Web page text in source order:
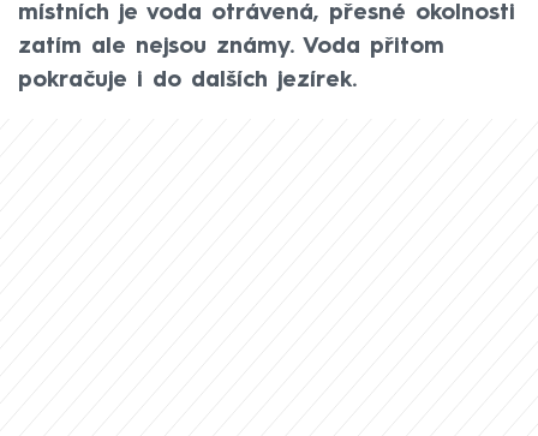
místních je voda otrávená, přesné okolnosti
zatím ale nejsou známy. Voda přitom
pokračuje i do dalších jezírek.